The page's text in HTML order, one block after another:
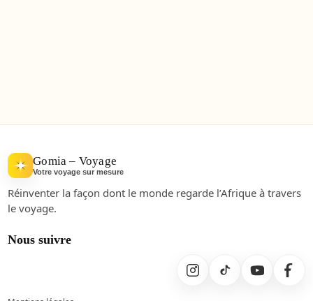
Gomia – Voyage
Votre voyage sur mesure
Réinventer la façon dont le monde regarde l’Afrique à travers
le voyage.
Nous suivre